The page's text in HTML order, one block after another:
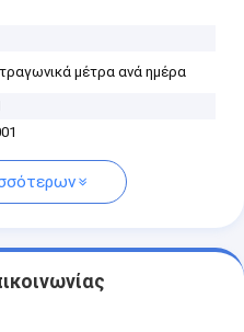
μέτρα ανά ημέρα